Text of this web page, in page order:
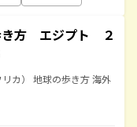
き方 エジプト ２
カ） 地球の歩き方 海外